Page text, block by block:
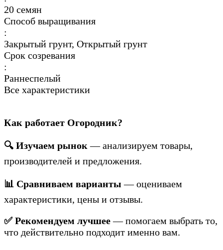
20 семян
Способ выращивания
:
Закрытый грунт, Открытый грунт
Срок созревания
:
Раннеспелый
Все характеристики
Как работает Огородник?
🔍 Изучаем рынок — анализируем товары,
производителей и предложения.
📊 Сравниваем варианты — оцениваем
характеристики, цены и отзывы.
✅ Рекомендуем лучшее— помогаем выбрать то,
что действительно подходит именно вам.